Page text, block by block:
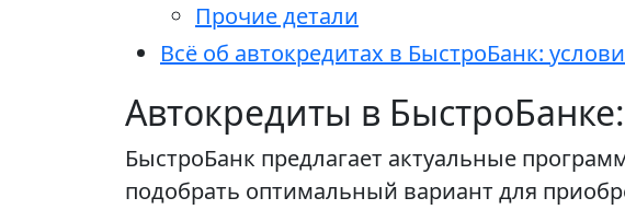
Прочие детали
Всё об автокредитах в БыстроБанк:
Автокредиты в
БыстроБанк предлагает актуальные
подобрать оптимальный вариант для